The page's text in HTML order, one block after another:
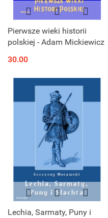
Pierwsze wieki historii
polskiej - Adam Mickiewicz
30.00
Lechia, Sarmaty, Puny i